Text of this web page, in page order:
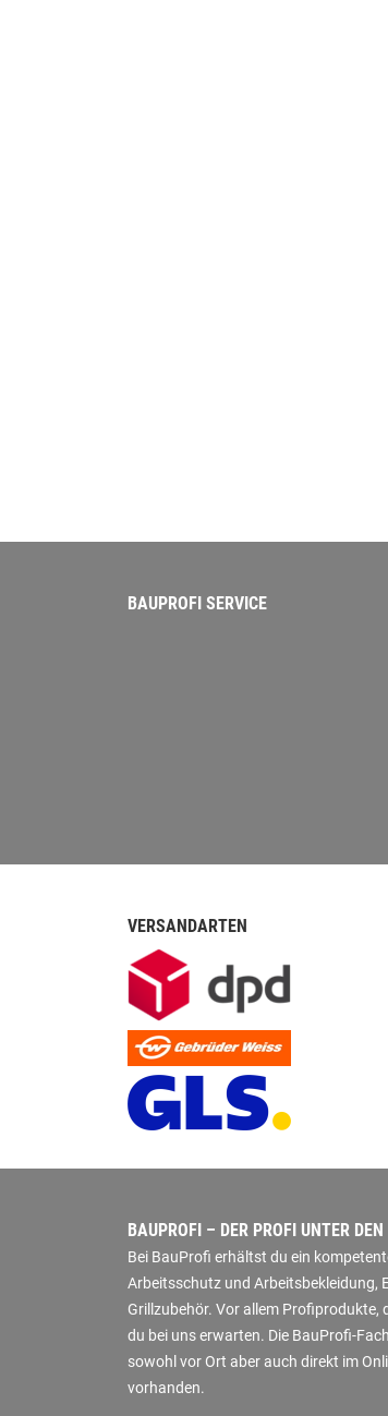
BAUPROFI SERVICE
VERSANDARTEN
BAUPROFI – DER PROFI UNTER
Bei BauProfi erhältst du ein
Arbeitsschutz und Arbeitsbekleidung,
Grillzubehör. Vor allem
du bei uns erwarten. Die BauProfi-
sowohl vor Ort aber auch direkt im
vorhanden.